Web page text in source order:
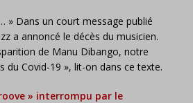
» Dans un court message publié
a annoncé le décès du musicien.
de Manu Dibango, notre
du Covid-19 », lit-on dans ce texte.
» interrompu par le